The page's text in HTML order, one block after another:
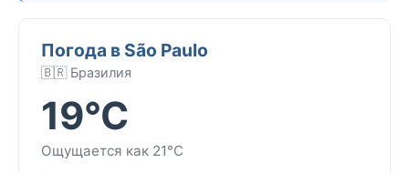
Погода в São Paulo
🇧🇷 Бразилия
19°C
Ощущается как 21°C